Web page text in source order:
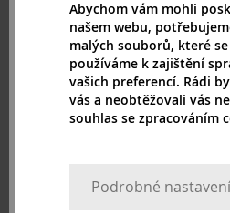
Embryolisse (30)
Erborian (20)
Estee Lauder (71)
Eubos (1)
Eucerin (67)
Fake Bake (1)
Abychom vám mohli
našem webu,
malých souborů, které
používáme k zajištění
vašich preferencí. Rádi
vás a neobtěžovali vás
souhlas se zpracováním
Podrobné nastavení